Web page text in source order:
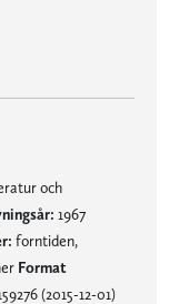
och
1967
forntiden,
Format
(2015-12-01)